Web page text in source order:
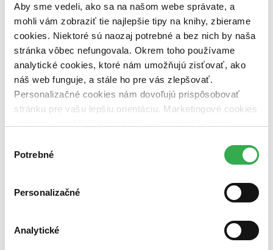
Aby sme vedeli, ako sa na našom webe správate, a
mohli vám zobraziť tie najlepšie tipy na knihy, zbierame
cookies. Niektoré sú naozaj potrebné a bez nich by naša
stránka vôbec nefungovala. Okrem toho používame
analytické cookies, ktoré nám umožňujú zisťovať, ako
náš web funguje, a stále ho pre vás zlepšovať.
Personalizačné cookies nám dovoľujú prispôsobovať
stránku pre vašu lepšiu orientáciu. Marketingové cookies
nám pomohlo, keby sme mohli používať všetky tieto
súhlasu
Potrebné
Personalizačné
Analytické
dostupná (bez vypredaných) (0 titulov)dostupná (bez
vypredaných)
Nové / čítané
nová (0 titulov)nová
čítaná (0 titulov)čítaná
čítaná - výborný stav (0 titulov)čítaná - výborný stav
čítaná - mierne opotrebovaná (0 titulov)
čítaná - mierne
opotrebovaná
čítané verzie vypredaných kníh (0 titulov)čítané verzie
Bestsellery